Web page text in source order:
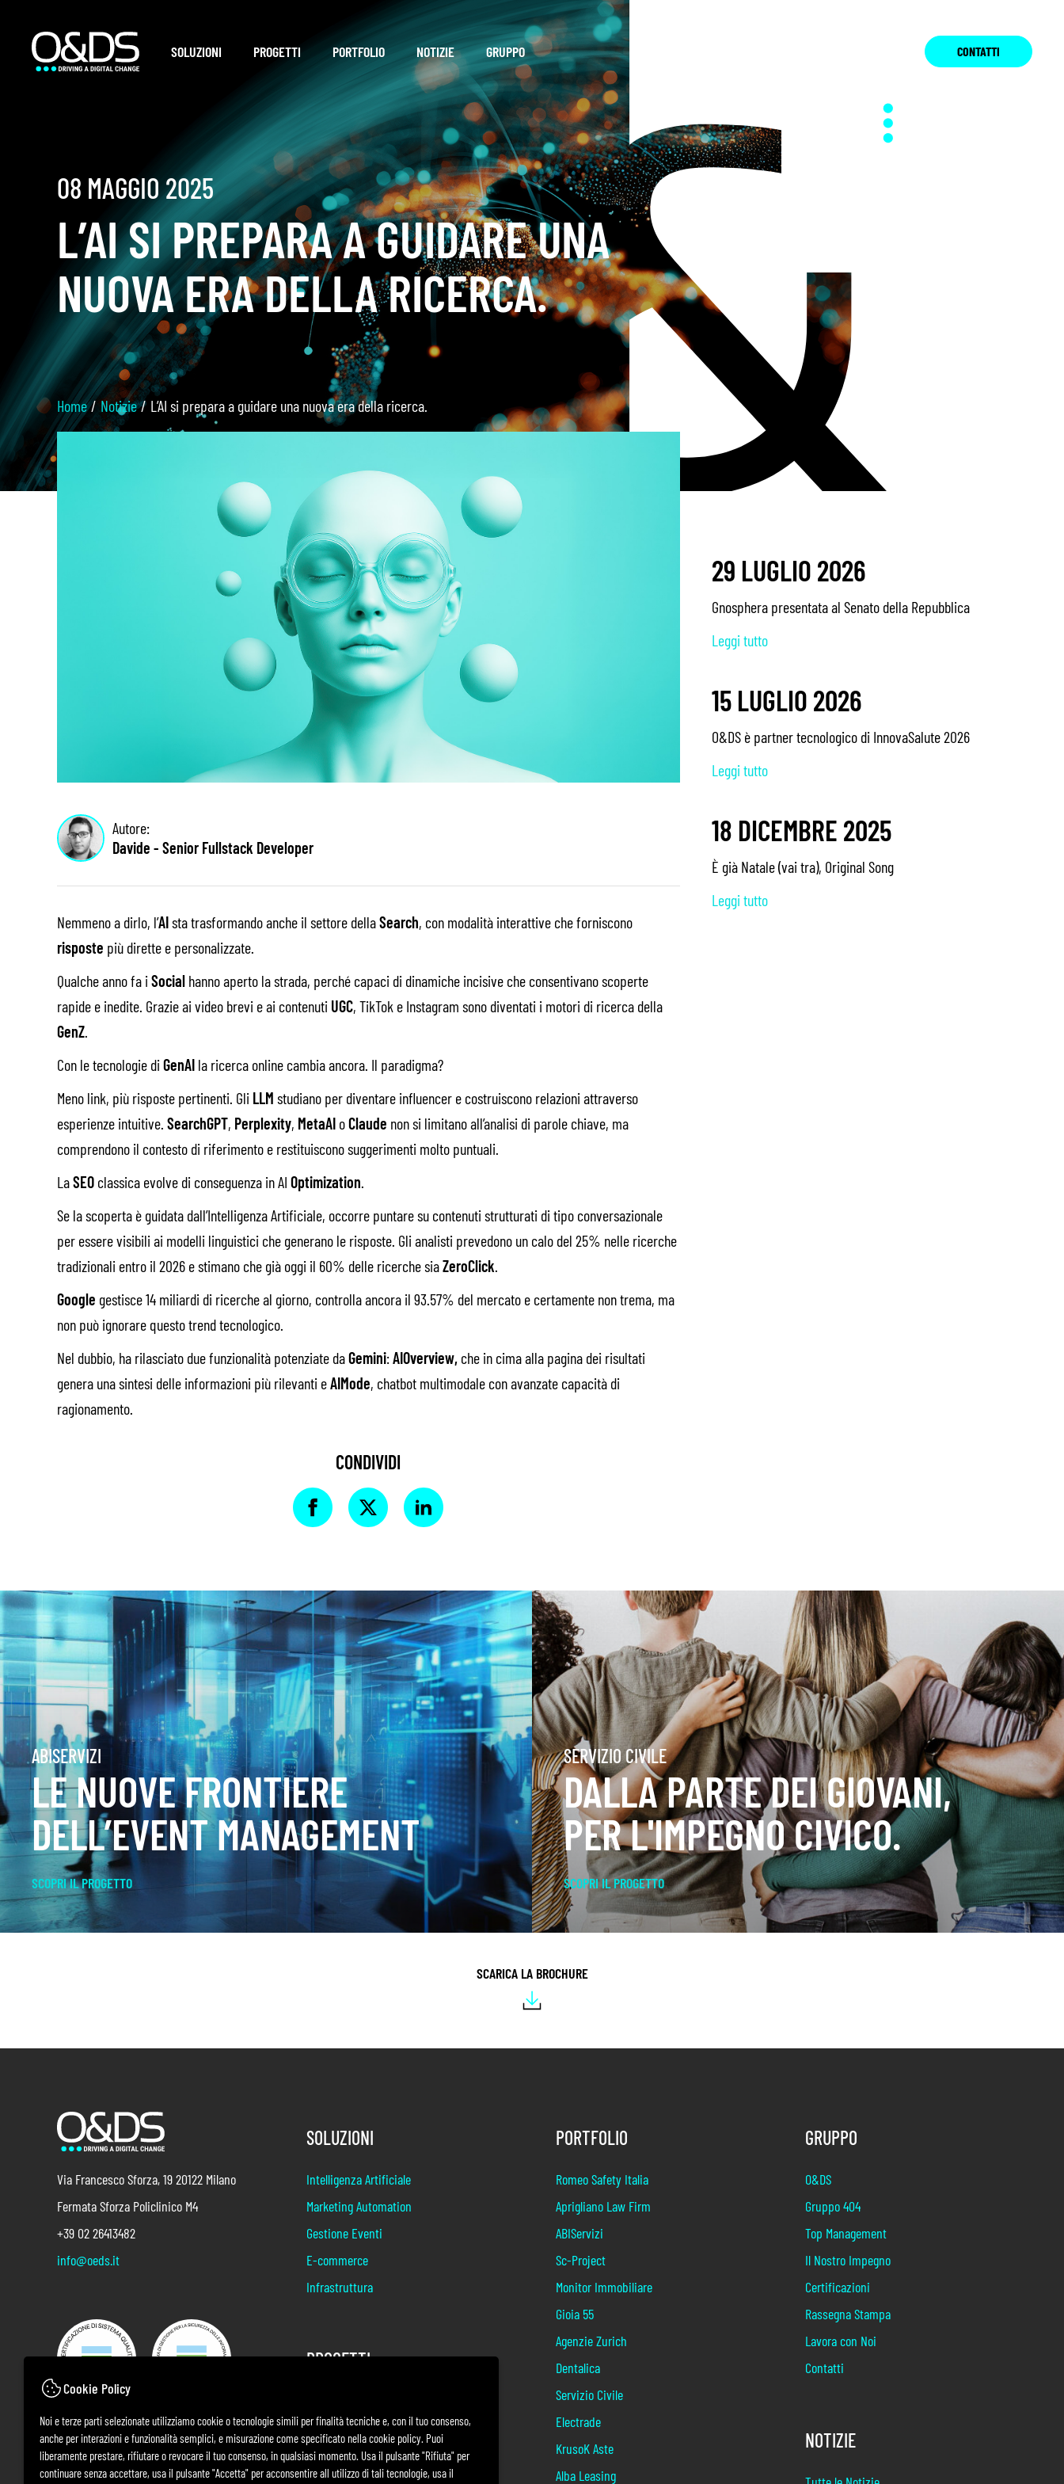
SOLUZIONI PROGETTI PORTFOLIO NOTIZIE GRUPPO CONTATTI
08 MAGGIO 2025
L’AI SI PREPARA A GUIDARE UNA
NUOVA ERA DELLA RICERCA.
Home Notizie L’AI si prepara a guidare una nuova era della ricerca.
Autore:
Davide - Senior Fullstack Developer
Nemmeno a dirlo, l’AIsta trasformando anche il settore dellaSearch, con modalità interattive che forniscono
risposte più dirette e personalizzate.
Qualche anno fa i Social hanno aperto la strada, perché capaci di dinamiche incisive che consentivano scoperte
rapide e inedite. Grazie ai video brevi e ai contenuti UGC, TikTok e Instagram sono diventati i motori di ricerca della
GenZ
Con le tecnologie di GenAI la ricerca online cambia ancora. Il paradigma?
Meno link, più risposte pertinenti. Gli LLM studiano per diventare influencer e costruiscono relazioni attraverso
esperienze intuitive. SearchGPT, Perplexity, MetaAI oClaude non si limitano all’analisi di parole chiave, ma
comprendono il contesto di riferimento e restituiscono suggerimenti molto puntuali.
LaSEO classica evolve di conseguenza in AI Optimization
Se la scoperta è guidata dall’Intelligenza Artificiale, occorre puntare su contenuti strutturati di tipo conversazionale
per essere visibili ai modelli linguistici che generano le risposte. Gli analisti prevedono un calo del 25% nelle ricerche
tradizionali entro il 2026 e stimano che già oggi il 60% delle ricerche siaZeroClick
Google gestisce 14 miliardi di ricerche al giorno, controlla ancora il 93.57% del mercato e certamente non trema, ma
non può ignorare questo trend tecnologico.
Nel dubbio, ha rilasciato due funzionalità potenziate daGemini:AIOverview, che in cima alla pagina dei risultati
genera una sintesi delle informazioni più rilevanti eAIMode, chatbot multimodale con avanzate capacità di
ragionamento.
CONDIVIDI
29 LUGLIO 2026
Gnosphera presentata al Senato della Repubblica
Leggi tutto
15 LUGLIO 2026
O&DS è partner tecnologico di InnovaSalute 2026
Leggi tutto
18 DICEMBRE 2025
È già Natale (vai tra), Original Song
Leggi tutto
ABISERVIZI
LE NUOVE FRONTIERE
DELL’EVENT MANAGEMENT
SCOPRI IL PROGETTO
SERVIZIO CIVILE
DALLA PARTE DEI GIOVANI,
PER L'IMPEGNO CIVICO.
SCOPRI IL PROGETTO
SCARICA LA BROCHURE
Via Francesco Sforza, 19 20122 Milano
Fermata Sforza Policlinico M4
+39 02 26413482
info@oeds.it
SOLUZIONI
Intelligenza Artificiale
Marketing Automation
Gestione Eventi
E-commerce
Infrastruttura
PROGETTI
Benzina 24
Che Dominio
PORTFOLIO
Romeo Safety Italia
Aprigliano Law Firm
ABIServizi
Sc-Project
Monitor Immobiliare
Gioia 55
Agenzie Zurich
Dentalica
Servizio Civile
Electrade
KrusoK Aste
Alba Leasing
GRUPPO
O&DS
Gruppo 404
Top Management
Il Nostro Impegno
Certificazioni
Rassegna Stampa
Lavora con Noi
Contatti
NOTIZIE
Cookie Policy
Noi e terze parti selezionate utilizziamo cookie o tecnologie simili per finalità tecniche e, con il tuo consenso,
anche per interazioni e funzionalità semplici, e misurazione come specificato nella cookie policy. Puoi
liberamente prestare, rifiutare o revocare il tuo consenso, in qualsiasi momento. Usa il pulsante "Rifiuta" per
continuare senza accettare, usa il pulsante "Accetta" per acconsentire all utilizzo di tali tecnologie, usa il